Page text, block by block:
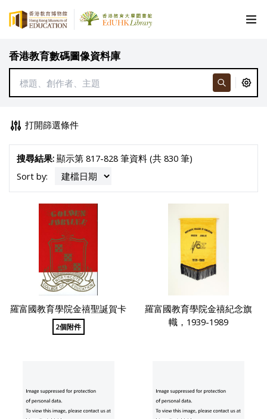
香港教育數碼圖像資料庫
打開篩選條件
搜尋結果:顯示第 817-828 筆資料 (共 830 筆)
Sort by:
羅富國教育學院金禧聖誕賀卡
2個附件
羅富國教育學院金禧紀念旗
幟，1939-1989